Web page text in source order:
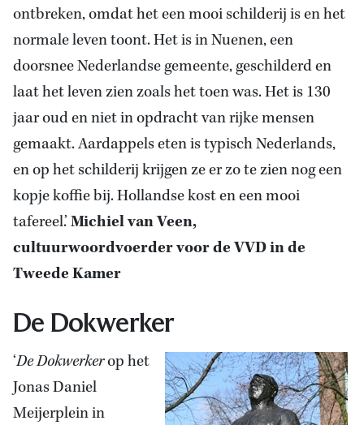
ontbreken, omdat het een mooi schilderij is en het
normale leven toont. Het is in Nuenen, een
doorsnee Nederlandse gemeente, geschilderd en
laat het leven zien zoals het toen was. Het is 130
jaar oud en niet in opdracht van rijke mensen
gemaakt. Aardappels eten is typisch Nederlands,
en op het schilderij krijgen ze er zo te zien nog een
kopje koffie bij. Hollandse kost en een mooi
tafereel.’Michiel van Veen,
cultuurwoordvoerder voor de VVD in de
Tweede Kamer
De Dokwerker
‘De Dokwerkerop het
Jonas Daniel
Meijerplein in